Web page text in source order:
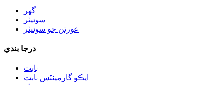
گھر
سوئيٽر
عورتن جو سوئيٽر
درجا بندي
بابت
ايڪو گارمينٽس بابت